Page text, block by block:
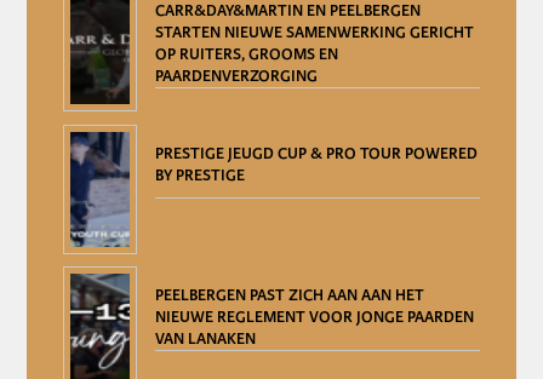
CARR&DAY&MARTIN EN PEELBERGEN
STARTEN NIEUWE SAMENWERKING GERICHT
OP RUITERS, GROOMS EN
PAARDENVERZORGING
PRESTIGE JEUGD CUP & PRO TOUR POWERED
BY PRESTIGE
PEELBERGEN PAST ZICH AAN AAN HET
NIEUWE REGLEMENT VOOR JONGE PAARDEN
VAN LANAKEN